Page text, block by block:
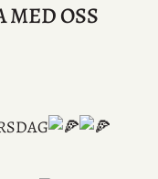
MED OSS